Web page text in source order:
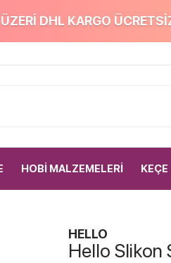
DHL KARGO
HOBİ MALZEMELERİ KEÇE
HELLO
Hello Slikon